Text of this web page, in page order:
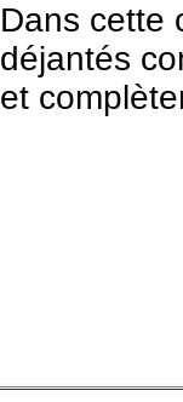
Dans cette
déjantés
et